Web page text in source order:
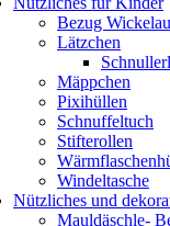
Bezug
Lätzchen
Mäppchen
Pixihüllen
Schnuffeltuch
Stifterollen
Windeltasche
Nützliches und
Mauldäschle-